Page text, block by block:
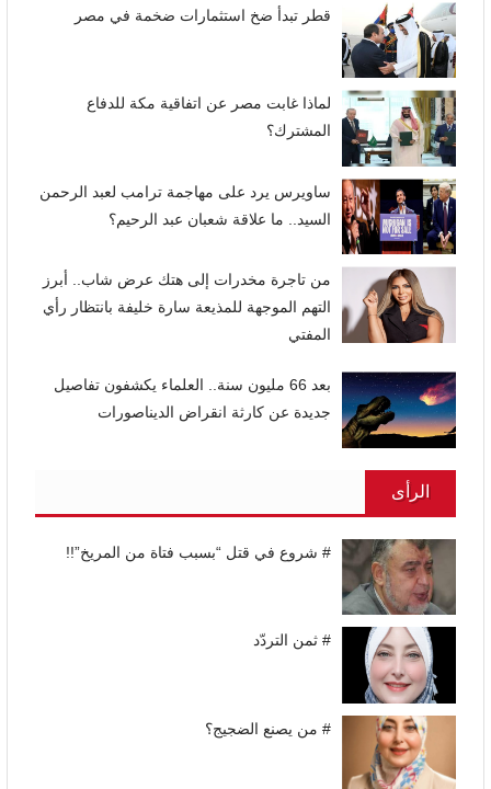
قطر تبدأ ضخ استثمارات ضخمة في مصر
لماذا غابت مصر عن اتفاقية مكة للدفاع
المشترك؟
ساويرس يرد على مهاجمة ترامب لعبد الرحمن
السيد.. ما علاقة شعبان عبد الرحيم؟
من تاجرة مخدرات إلى هتك عرض شاب.. أبرز
التهم الموجهة للمذيعة سارة خليفة بانتظار رأي
المفتي
بعد 66 مليون سنة.. العلماء يكشفون تفاصيل
جديدة عن كارثة انقراض الديناصورات
الرأى
# شروع في قتل “بسبب فتاة من المريخ”!!
# ثمن التردّد
# من يصنع الضجيج؟